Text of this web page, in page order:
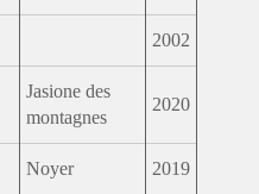
2002
Jasione des
montagnes
2020
Noyer 2019